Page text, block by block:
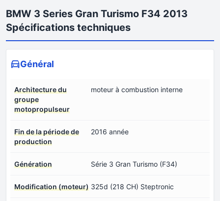
BMW 3 Series Gran Turismo F34 2013
Spécifications techniques
Général
Architecture du
groupe
motopropulseur
moteur à combustion interne
Fin de la période de
production
2016 année
Génération Série 3 Gran Turismo (F34)
Modification (moteur) 325d (218 CH) Steptronic